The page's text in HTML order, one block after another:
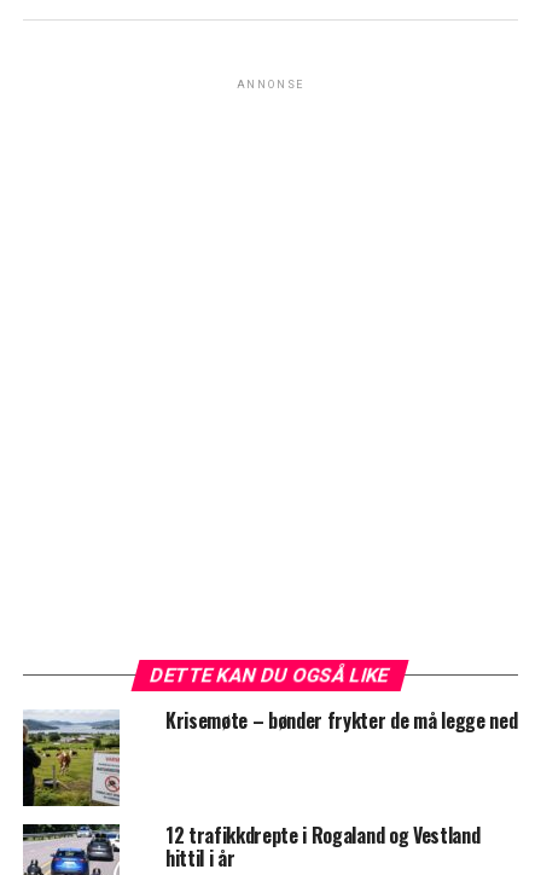
ANNONSE
DETTE KAN DU OGSÅ LIKE
Krisemøte – bønder frykter de må legge ned
12 trafikkdrepte i Rogaland og Vestland
hittil i år